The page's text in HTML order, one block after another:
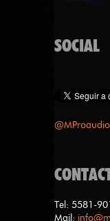
SOCIAL
@MProaudio
Tel: 5581-
Mail: